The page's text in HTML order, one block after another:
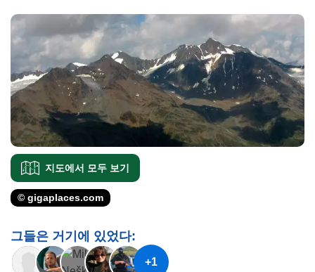
지도에서 모두 보기
© gigaplaces.com
그들은 거기에 있었다:
+1